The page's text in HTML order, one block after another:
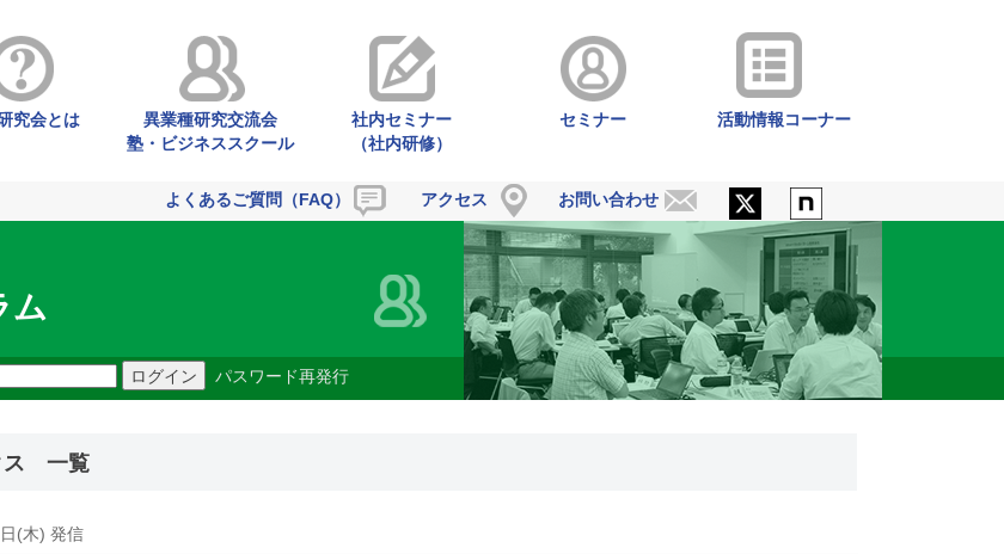
究会とは
異業種研究交流会
塾・ビジネススクール
社内セミナー
（社内研修）
セミナー 活動情報コーナー
お問い合わせ
アクセス
よくあるご質問（FAQ）
ム
パスワード再発行
ス 一覧
(木) 発信